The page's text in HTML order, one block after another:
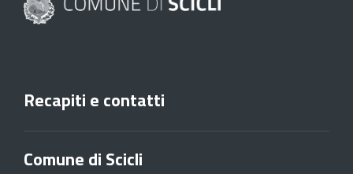
Recapiti e contatti
Comune di Scicli